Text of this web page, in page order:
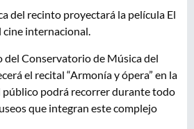
del recinto proyectará la película El
cine internacional.
del Conservatorio de Música del
el recital “Armonía y ópera” en la
público podrá recorrer durante todo
que integran este complejo